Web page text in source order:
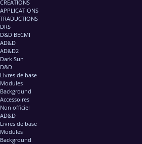
CRÉATIONS
APPLICATIONS
TRADUCTIONS
DRS
D&D BECMI
AD&D
AD&D2
Dark Sun
D&D
Livres de base
Modules
Background
Accessoires
Non officiel
AD&D
Livres de base
Modules
Background